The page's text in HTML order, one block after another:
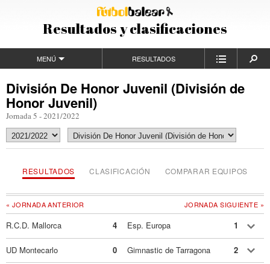
Resultados y clasificaciones
MENÚ RESULTADOS
División De Honor Juvenil (División de
Honor Juvenil)
Jornada 5 - 2021/2022
RESULTADOS CLASIFICACIÓN COMPARAR EQUIPOS
JORNADA SIGUIENTE »
« JORNADA ANTERIOR
R.C.D. Mallorca 4 Esp. Europa 1
UD Montecarlo 0 Gimnastic de Tarragona 2